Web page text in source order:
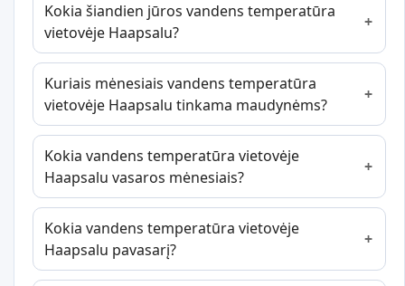
Kokia šiandien jūros vandens temperatūra
vietovėje Haapsalu?
Kuriais mėnesiais vandens temperatūra
vietovėje Haapsalu tinkama maudynėms?
Kokia vandens temperatūra vietovėje
Haapsalu vasaros mėnesiais?
Kokia vandens temperatūra vietovėje
Haapsalu pavasarį?